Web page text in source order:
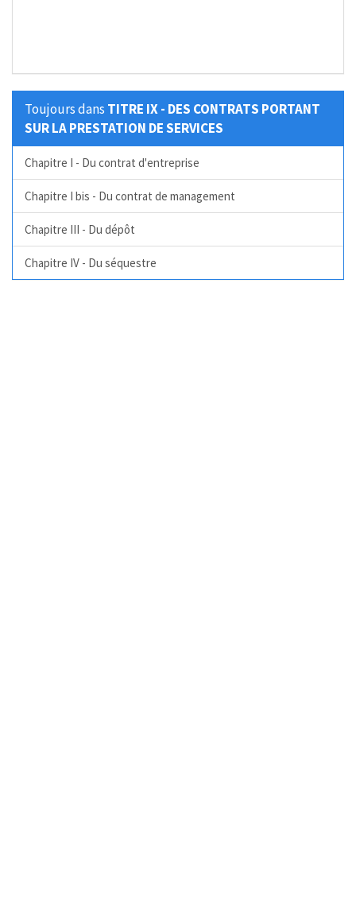
Toujours dans TITRE IX - DES CONTRATS PORTANT
SUR LA PRESTATION DE SERVICES
Chapitre I - Du contrat d'entreprise
Chapitre I bis - Du contrat de management
Chapitre III - Du dépôt
Chapitre IV - Du séquestre